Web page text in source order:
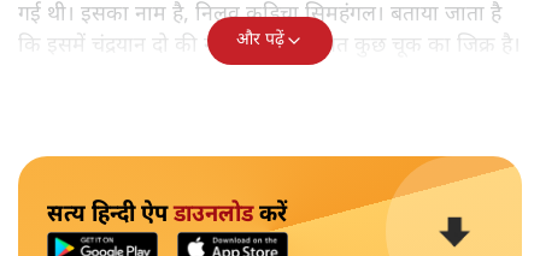
गई थी। इसका नाम है, निलवु कुडिचा सिमहंगल। बताया जाता है
कि इसमें चंद्रयान दो की नाकामी से संबंधित कुछ चूक का जिक्र है।
और पढ़ें
सत्य हिन्दी ऐपडाउनलोडकरें